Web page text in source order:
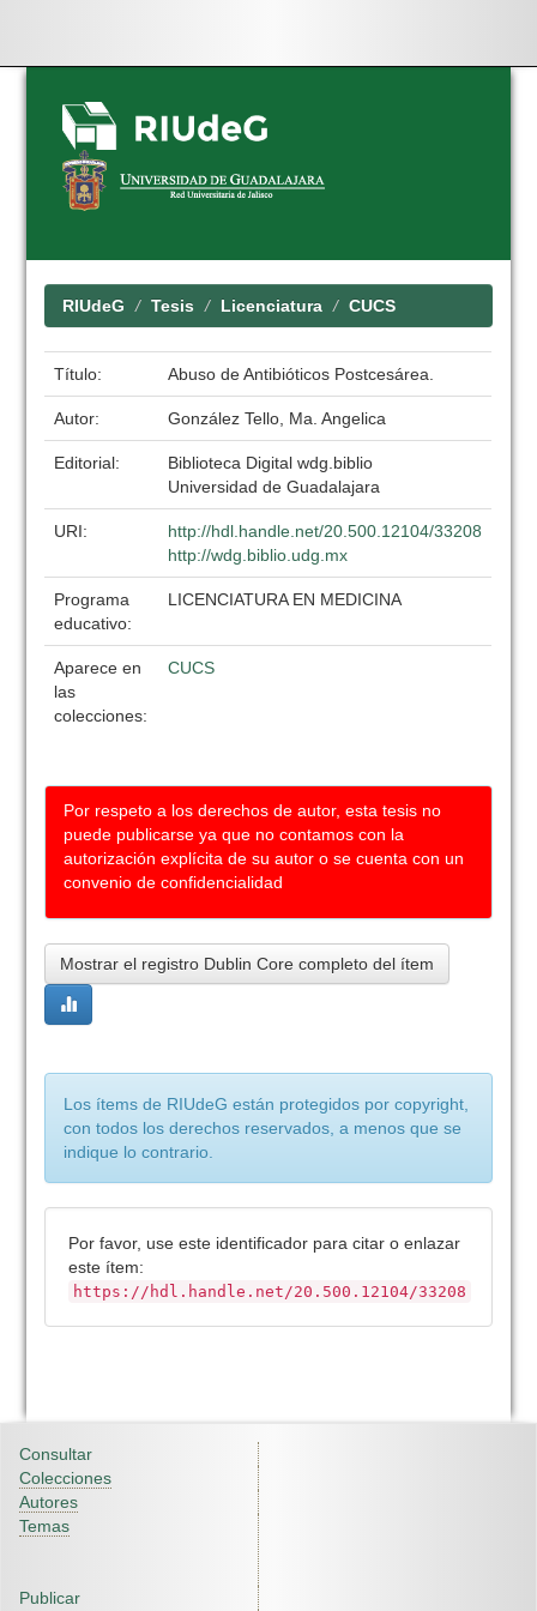
Skip
navigation
RIUdeG Tesis Licenciatura CUCS
Título: Abuso de Antibióticos Postcesárea.
Autor: González Tello, Ma. Angelica
Editorial:
Biblioteca Digital wdg.biblio
Universidad de Guadalajara
URI:
http://hdl.handle.net/20.500.12104/33208
http://wdg.biblio.udg.mx
Programa
educativo:
LICENCIATURA EN MEDICINA
Aparece en
las
colecciones:
CUCS
Por respeto a los derechos de autor, esta tesis no
puede publicarse ya que no contamos con la
autorización explícita de su autor o se cuenta con un
convenio de confidencialidad
Mostrar el registro Dublin Core completo del ítem
Los ítems de RIUdeG están protegidos por copyright,
con todos los derechos reservados, a menos que se
indique lo contrario.
Por favor, use este identificador para citar o enlazar
este ítem:
https://hdl.handle.net/20.500.12104/33208
Consultar
Colecciones
Autores
Temas
Publicar